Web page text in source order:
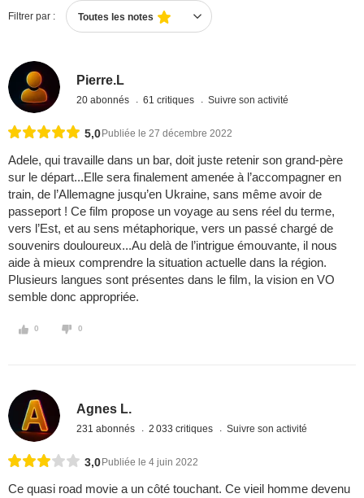
Filtrer par : Toutes les notes
Pierre.L
20 abonnés 61 critiques Suivre son activité
5,0 Publiée le 27 décembre 2022
Adele, qui travaille dans un bar, doit juste retenir son grand-père
sur le départ...Elle sera finalement amenée à l’accompagner en
train, de l’Allemagne jusqu’en Ukraine, sans même avoir de
passeport ! Ce film propose un voyage au sens réel du terme,
vers l’Est, et au sens métaphorique, vers un passé chargé de
souvenirs douloureux...Au delà de l’intrigue émouvante, il nous
aide à mieux comprendre la situation actuelle dans la région.
Plusieurs langues sont présentes dans le film, la vision en VO
semble donc appropriée.
0 0
Agnes L.
231 abonnés 2 033 critiques Suivre son activité
3,0 Publiée le 4 juin 2022
Ce quasi road movie a un côté touchant. Ce vieil homme devenu